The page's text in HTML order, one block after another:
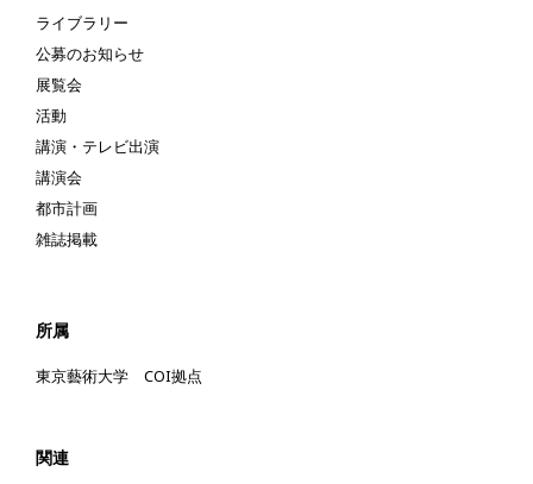
ライブラリー
公募のお知らせ
展覧会
活動
講演・テレビ出演
講演会
都市計画
雑誌掲載
所属
東京藝術大学 COI拠点
関連